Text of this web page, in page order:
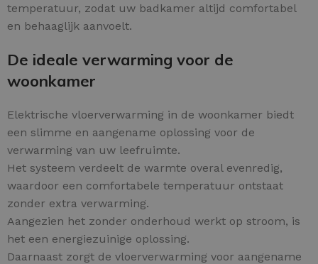
temperatuur, zodat uw badkamer altijd comfortabel
en behaaglijk aanvoelt.
De ideale verwarming voor de
woonkamer
Elektrische vloerverwarming in de woonkamer biedt
een slimme en aangename oplossing voor de
verwarming van uw leefruimte.
Het systeem verdeelt de warmte overal evenredig,
waardoor een comfortabele temperatuur ontstaat
zonder extra verwarming.
Aangezien het zonder onderhoud werkt op stroom, is
het een energiezuinige oplossing.
Daarnaast zorgt de vloerverwarming voor aangename